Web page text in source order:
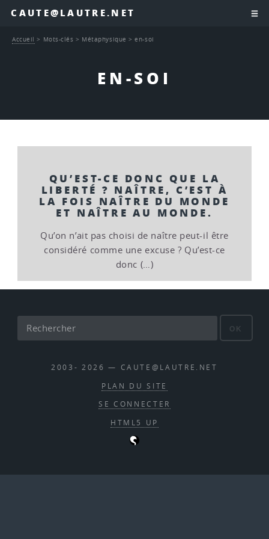
CAUTE@LAUTRE.NET
EN-SOI
Accueil > Mots-clés > Métaphysique >en-soi
QU’EST-CE DONC QUE LA
LIBERTÉ ? NAÎTRE, C’EST À
LA FOIS NAÎTRE DU MONDE
ET NAÎTRE AU MONDE.
Qu’on n’ait pas choisi de naître peut-il être
considéré comme une excuse ? Qu’est-ce
donc (…)
OK
2003- 2026 — CAUTE@LAUTRE.NET
PLAN DU SITE
SE CONNECTER
HTML5 UP